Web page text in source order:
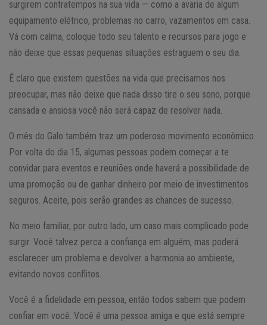
surgirem contratempos na sua vida — como a avaria de algum
equipamento elétrico, problemas no carro, vazamentos em casa.
Vá com calma, coloque todo seu talento e recursos para jogo e
não deixe que essas pequenas situações estraguem o seu dia.
É claro que existem questões na vida que precisamos nos
preocupar, mas não deixe que nada disso tire o seu sono, porque
cansada e ansiosa você não será capaz de resolver nada.
O mês do Galo também traz um poderoso movimento econômico.
Por volta do dia 15, algumas pessoas podem começar a te
convidar para eventos e reuniões onde haverá a possibilidade de
uma promoção ou de ganhar dinheiro por meio de investimentos
seguros. Aceite, pois serão grandes as chances de sucesso.
No meio familiar, por outro lado, um caso mais complicado pode
surgir. Você talvez perca a confiança em alguém, mas poderá
esclarecer um problema e devolver a harmonia ao ambiente,
evitando novos conflitos.
Você é a fidelidade em pessoa, então todos sabem que podem
confiar em você. Você é uma pessoa amiga e que está sempre